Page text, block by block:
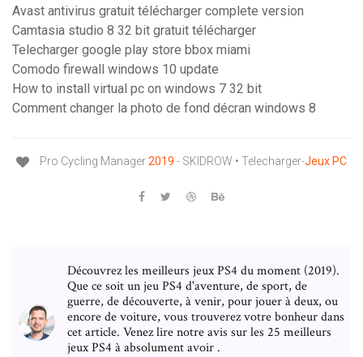
Avast antivirus gratuit télécharger complete version
Camtasia studio 8 32 bit gratuit télécharger
Telecharger google play store bbox miami
Comodo firewall windows 10 update
How to install virtual pc on windows 7 32 bit
Comment changer la photo de fond décran windows 8
Pro Cycling Manager2019 - SKIDROW • Telecharger-Jeux PC
Découvrez les meilleurs jeux PS4 du moment (2019).
Que ce soit un jeu PS4 d'aventure, de sport, de
guerre, de découverte, à venir, pour jouer à deux, ou
encore de voiture, vous trouverez votre bonheur dans
cet article. Venez lire notre avis sur les 25 meilleurs
jeux PS4 à absolument avoir .